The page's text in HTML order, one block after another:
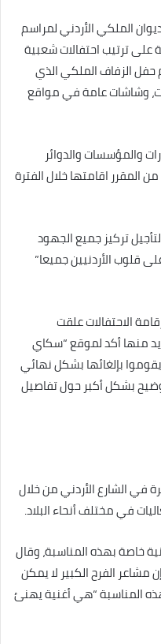
الملكي الأردني لمراسم
ترتيب احتفالات شعبية
حفل الزفاف الملكي الذي
وشاشات عامة في مواقع
والمؤسسات والدوائر
المقرر اقامتها خلال الفترة
تركيز جميع الجهود
قلوب الأردنيين جميعا”
الاحتفالات علقت
منها أكد لموقع “سكاي
يقوموا بإلغائها بشكل نهائي
بشكل أكبر حول تفاصيل
في الشارع الأردني من خلال
في مختلف أنحاء البلاد.
خاصة بهذه المناسبة، وقال
الفرح الكبير لا يمكن
المناسبة “هي أغنية يهنئ